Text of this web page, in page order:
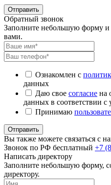
Отправить
Обратный звонок
Заполните небольшую форму и
вами.
Ознакомлен с
данных
Даю свое согласие на
данных в соответствии
Принимаю
Отправить
Вы также можете связаться с
Звонок по РФ бесплатный +7
Написать директору
Заполните небольшую форму,
директору.